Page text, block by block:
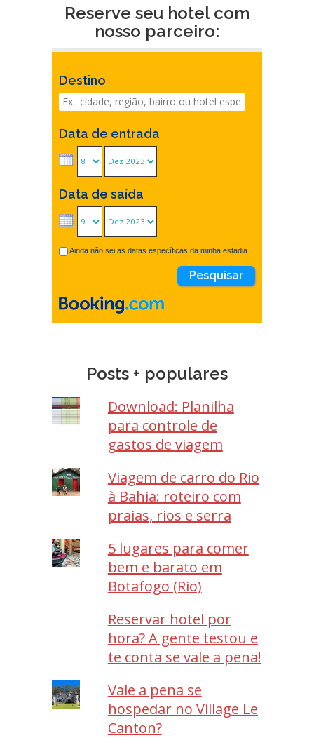
Reserve seu hotel com
nosso parceiro:
Destino
Data de entrada
Data de saída
Ainda não sei as datas específicas da minha estadia
Posts + populares
Download: Planilha
para controle de
gastos de viagem
Viagem de carro do Rio
à Bahia: roteiro com
praias, rios e serra
5 lugares para comer
bem e barato em
Botafogo (Rio)
Reservar hotel por
hora? A gente testou e
te conta se vale a pena!
Vale a pena se
hospedar no Village Le
Canton?